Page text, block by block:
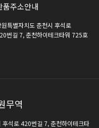
품주소안내
원특별자치도 춘천시 후석로
번길 7, 춘천하이테크타워 725호
무역
후석로 420번길 7, 춘천하이테크타